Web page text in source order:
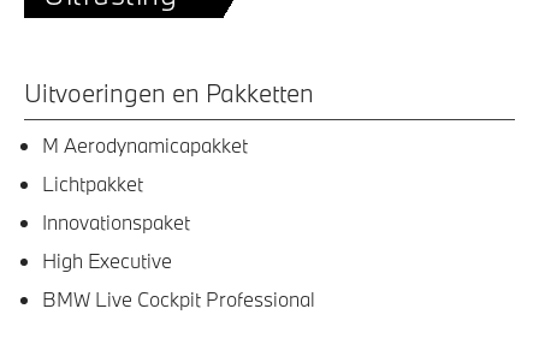
Uitvoeringen en Pakketten
M Aerodynamicapakket
Lichtpakket
Innovationspaket
High Executive
BMW Live Cockpit Professional